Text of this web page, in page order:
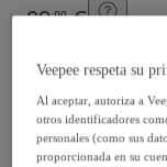
29,00 €
Vendido por
Veepee respeta su
Al aceptar, autoriza a
otros identificadores
personales (como sus
proporcionada en su